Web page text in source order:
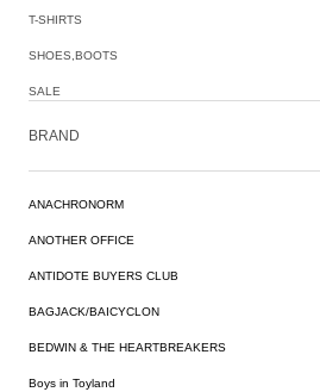
T-SHIRTS
SHOES,BOOTS
SALE
BRAND
ANACHRONORM
ANOTHER OFFICE
ANTIDOTE BUYERS CLUB
BAGJACK/BAICYCLON
BEDWIN & THE HEARTBREAKERS
Boys in Toyland